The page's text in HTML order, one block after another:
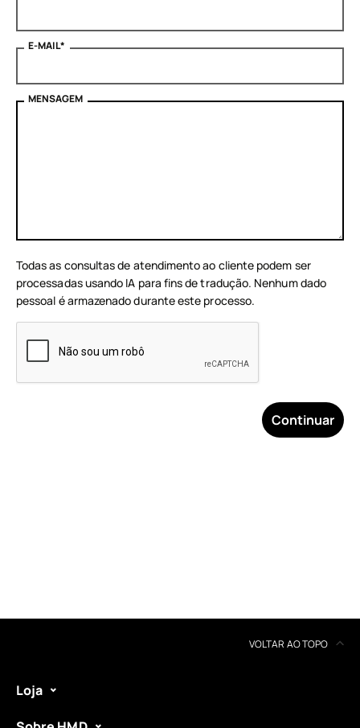
E-MAIL*
MENSAGEM
Todas as consultas de atendimento ao cliente podem ser
processadas usando IA para fins de tradução. Nenhum dado
pessoal é armazenado durante este processo.
Continuar
VOLTAR AO TOPO
Loja